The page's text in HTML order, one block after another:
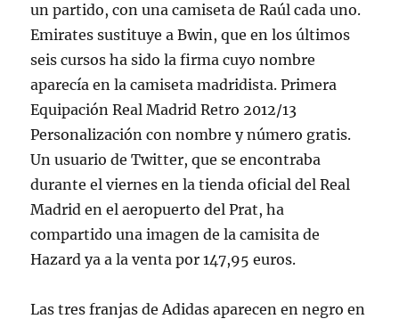
un partido, con una camiseta de Raúl cada uno.
Emirates sustituye a Bwin, que en los últimos
seis cursos ha sido la firma cuyo nombre
aparecía en la camiseta madridista. Primera
Equipación Real Madrid Retro 2012/13
Personalización con nombre y número gratis.
Un usuario de Twitter, que se encontraba
durante el viernes en la tienda oficial del Real
Madrid en el aeropuerto del Prat, ha
compartido una imagen de la camisita de
Hazard ya a la venta por 147,95 euros.
Las tres franjas de Adidas aparecen en negro en